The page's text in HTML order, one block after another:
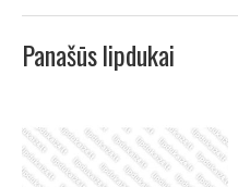
Panašūs lipdukai